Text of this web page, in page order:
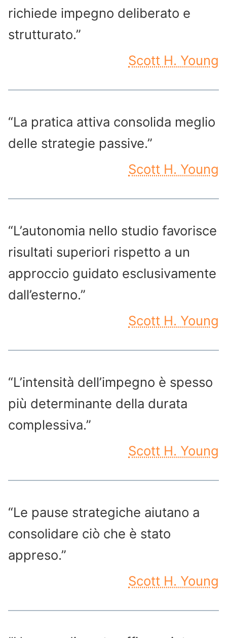
richiede impegno deliberato e
strutturato.”
Scott H. Young
“La pratica attiva consolida meglio
delle strategie passive.”
Scott H. Young
“L’autonomia nello studio favorisce
risultati superiori rispetto a un
approccio guidato esclusivamente
dall’esterno.”
Scott H. Young
“L’intensità dell’impegno è spesso
più determinante della durata
complessiva.”
Scott H. Young
“Le pause strategiche aiutano a
consolidare ciò che è stato
appreso.”
Scott H. Young